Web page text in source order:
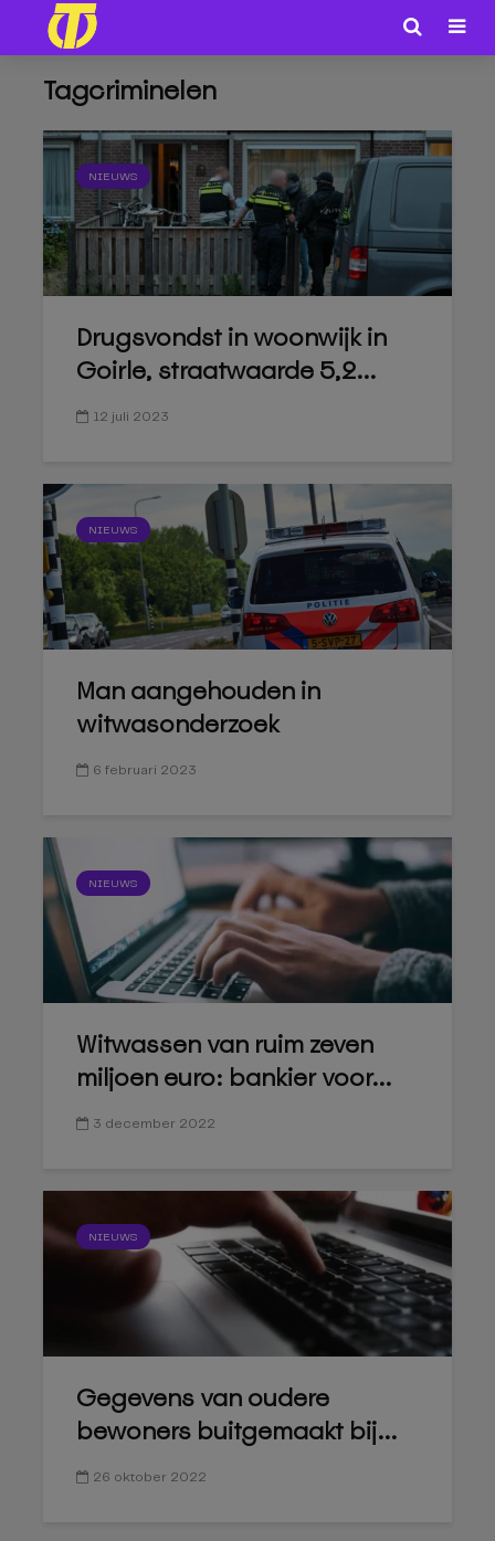
Tagcriminelen
NIEUWS
Drugsvondst in woonwijk in
Goirle, straatwaarde 5,2...
12 juli 2023
NIEUWS
Man aangehouden in
witwasonderzoek
6 februari 2023
NIEUWS
Witwassen van ruim zeven
miljoen euro: bankier voor...
3 december 2022
NIEUWS
Gegevens van oudere
bewoners buitgemaakt bij...
26 oktober 2022